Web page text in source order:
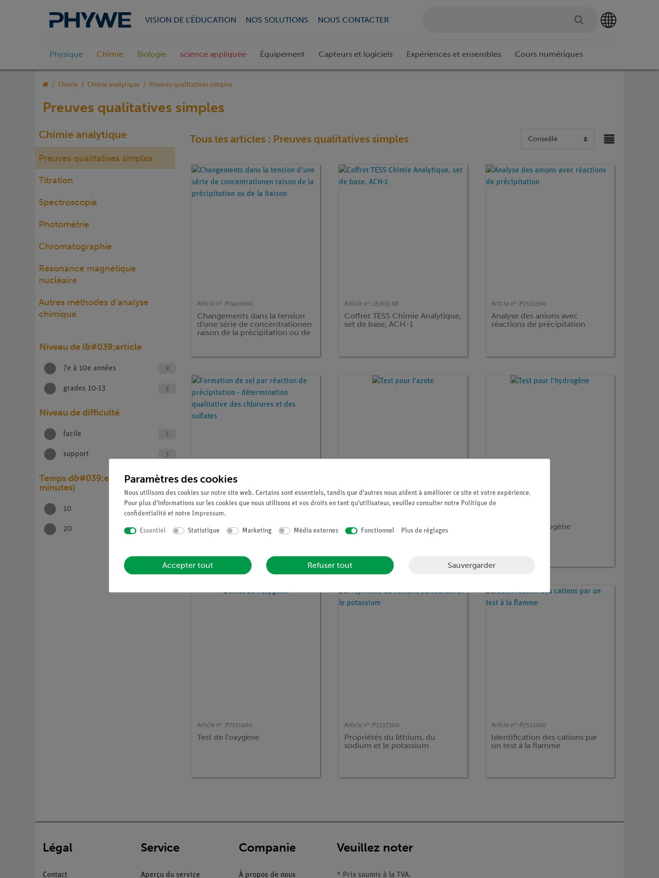
VISION DE L'ÉDUCATION NOS SOLUTIONS NOUS CONTACTER
Physique Chimie Biologie science appliquée Équipement Capteurs et logiciels Expériences et ensembles Cours numériques
Chimie Chimie analytique Preuves qualitatives simples
Preuves qualitatives simples
Chimie analytique
Preuves qualitatives simples
Titration
Spectroscopie
Photométrie
Chromatographie
Résonance magnétique
nucléaire
Autres méthodes d'analyse
chimique
Niveau de l&#039;article
7e à 10e années 9
grades 10-13 3
Niveau de difficulté
facile 5
support 3
Temps d&#039;exécution (en
minutes)
10
20
Tous les articles : Preuves qualitatives simples
Article n° : P7401600
Changements dans la tension
d'une série de concentrationen
raison de la précipitation ou de
Article n° :25303-88
Coffret TESS Chimie Analytique,
set de base, ACH-1
Article n° : P7511300
Analyse des anions avec
réactions de précipitation
Article n° :
Formation de sel par réaction
de précipitation -
Test pour l'azote Test pour l'hydrogène
Article n° : P7151400
Test de l'oxygène
Article n° : P1137300
Propriétés du lithium, du
sodium et le potassium
Article n° : P7511200
Identification des cations par
un test à la flamme
Légal
Contact
Service
Aperçu du service
Companie
À propos de nous
Veuillez noter
* Prix soumis à la TVA.
Paramètres des cookies
Nous utilisons des cookies sur notre site web. Certains sont essentiels, tandis que d'autres nous aident à améliorer ce site et votre expérience.
Pour plus d'informations sur les cookies que nous utilisons et vos droits en tant qu'utilisateur, veuillez consulter notre Politique de
confidentialité et notre Impressum.
Essentiel Statistique Marketing Média externes Fonctionnel Plus de réglages
Accepter tout Refuser tout Sauvergarder